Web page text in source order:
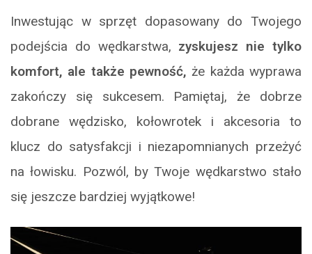
Inwestując w sprzęt dopasowany do Twojego
podejścia do wędkarstwa, zyskujesz nie tylko
komfort, ale także pewność, że każda wyprawa
zakończy się sukcesem. Pamiętaj, że dobrze
dobrane wędzisko, kołowrotek i akcesoria to
klucz do satysfakcji i niezapomnianych przeżyć
na łowisku. Pozwól, by Twoje wędkarstwo stało
się jeszcze bardziej wyjątkowe!